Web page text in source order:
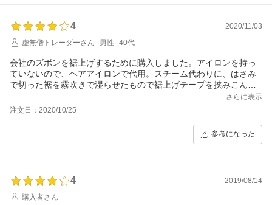
4
2020/11/03
虚無僧トレーダーさん
男性 40代
会社のズボンを裾上げするために購入しました。アイロンを持っ
ていないので、ヘアアイロンで代用。スチーム代わりに、はさみ
で切った裾を霧吹きで湿らせたもので裾上げテープを挟みこんで
接着。まだ着用していませんが、ヘアアイロンで裾上げしたの
で、強度は無視してとりあえず★×４。裾上げ作業は慣れるまでは
さらに表示
注文日：2020/10/25
参考になった
4
2019/08/14
購入者さん